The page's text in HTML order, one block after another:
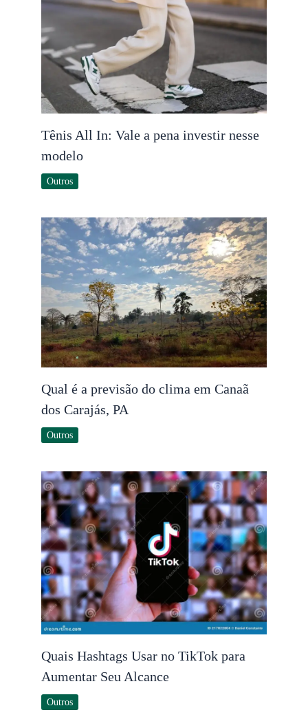
Tênis All In: Vale a pena investir nesse
modelo
Outros
Qual é a previsão do clima em Canaã
dos Carajás, PA
Outros
Quais Hashtags Usar no TikTok para
Aumentar Seu Alcance
Outros